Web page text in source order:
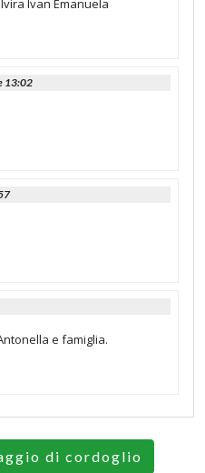
Ivan Emanuela
13:02
e famiglia.
di cordoglio